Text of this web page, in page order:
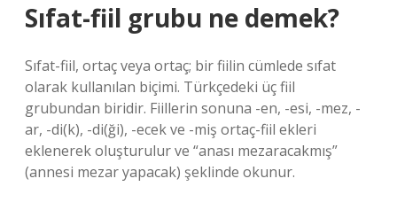
Sıfat-fiil grubu ne demek?
Sıfat-fiil, ortaç veya ortaç; bir fiilin cümlede sıfat
olarak kullanılan biçimi. Türkçedeki üç fiil
grubundan biridir. Fiillerin sonuna -en, -esi, -mez, -
ar, -di(k), -di(ği), -ecek ve -miş ortaç-fiil ekleri
eklenerek oluşturulur ve “anası mezaracakmış”
(annesi mezar yapacak) şeklinde okunur.